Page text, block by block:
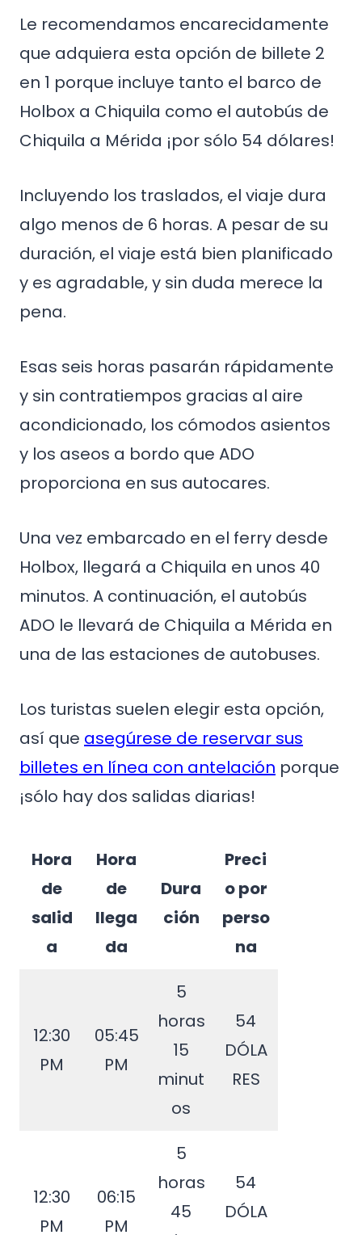
Le recomendamos encarecidamente
que adquiera esta opción de billete 2
en 1 porque incluye tanto el barco de
Holbox a Chiquila como el autobús de
Chiquila a Mérida ¡por sólo 54 dólares!
Incluyendo los traslados, el viaje dura
algo menos de 6 horas. A pesar de su
duración, el viaje está bien planificado
y es agradable, y sin duda merece la
pena.
Esas seis horas pasarán rápidamente
y sin contratiempos gracias al aire
acondicionado, los cómodos asientos
y los aseos a bordo que ADO
proporciona en sus autocares.
Una vez embarcado en el ferry desde
Holbox, llegará a Chiquila en unos 40
minutos. A continuación, el autobús
ADO le llevará de Chiquila a Mérida en
una de las estaciones de autobuses.
Los turistas suelen elegir esta opción,
así que asegúrese de reservar sus
billetes en línea con antelación porque
¡sólo hay dos salidas diarias!
Hora
de
salid
a
Hora
de
llega
da
Dura
ción
Preci
o por
perso
na
12:30
PM
05:45
PM
5
horas
15
minut
os
54
DÓLA
RES
12:30
PM
06:15
PM
5
horas
45
54
DÓLA